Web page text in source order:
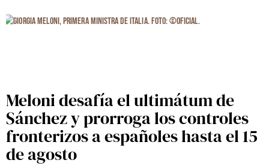
Meloni desafía el ultimátum de
Sánchez y prorroga los controles
fronterizos a españoles hasta el 15
de agosto